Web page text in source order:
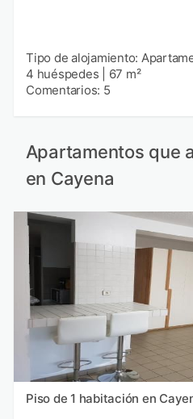
Tipo de alojamiento:
4 huéspedes
67 m²
Comentarios: 5
Apartamentos que
en Cayena
Piso de 1 habitación en